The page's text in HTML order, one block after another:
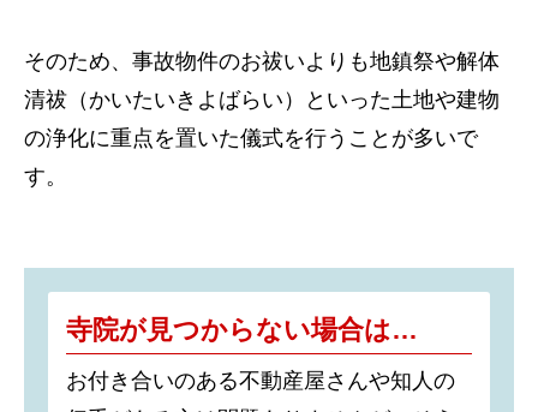
そのため、事故物件のお祓いよりも地鎮祭や解体
清祓（かいたいきよばらい）といった土地や建物
の浄化に重点を置いた儀式を行うことが多いで
す。
寺院が見つからない場合は…
お付き合いのある不動産屋さんや知人の